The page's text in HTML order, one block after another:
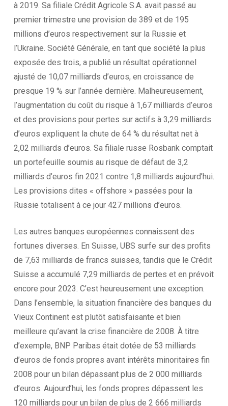
à 2019. Sa filiale Crédit Agricole S.A. avait passé au
premier trimestre une provision de 389 et de 195
millions d’euros respectivement sur la Russie et
l’Ukraine. Société Générale, en tant que société la plus
exposée des trois, a publié un résultat opérationnel
ajusté de 10,07 milliards d’euros, en croissance de
presque 19 % sur l’année dernière. Malheureusement,
l’augmentation du coût du risque à 1,67 milliards d’euros
et des provisions pour pertes sur actifs à 3,29 milliards
d’euros expliquent la chute de 64 % du résultat net à
2,02 milliards d’euros. Sa filiale russe Rosbank comptait
un portefeuille soumis au risque de défaut de 3,2
milliards d’euros fin 2021 contre 1,8 milliards aujourd’hui.
Les provisions dites « offshore » passées pour la
Russie totalisent à ce jour 427 millions d’euros.
Les autres banques européennes connaissent des
fortunes diverses. En Suisse, UBS surfe sur des profits
de 7,63 milliards de francs suisses, tandis que le Crédit
Suisse a accumulé 7,29 milliards de pertes et en prévoit
encore pour 2023. C’est heureusement une exception.
Dans l’ensemble, la situation financière des banques du
Vieux Continent est plutôt satisfaisante et bien
meilleure qu’avant la crise financière de 2008. À titre
d’exemple, BNP Paribas était dotée de 53 milliards
d’euros de fonds propres avant intérêts minoritaires fin
2008 pour un bilan dépassant plus de 2 000 milliards
d’euros. Aujourd’hui, les fonds propres dépassent les
120 milliards pour un bilan de plus de 2 666 milliards